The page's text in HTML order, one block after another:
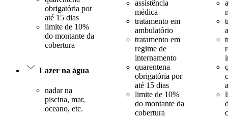
obrigatória por
até 15 dias
limite de 10%
do montante da
cobertura
Lazer na água
nadar na
piscina, mar,
oceano, etc.
assistência
médica
tratamento em
ambulatório
tratamento em
regime de
internamento
quarentena
obrigatória por
até 15 dias
limite de 10%
do montante da
cobertura